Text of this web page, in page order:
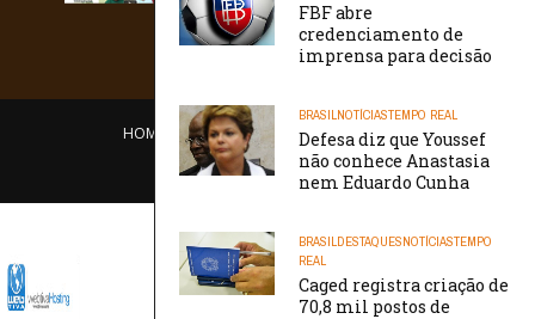
FBF abre
credenciamento de
imprensa para decisão
BRASILNOTÍCIASTEMPO REAL
Defesa diz que Youssef
não conhece Anastasia
nem Eduardo Cunha
BRASILDESTAQUESNOTÍCIASTEMPO
REAL
Caged registra criação de
70,8 mil postos de
HOME EQUIPE O PORTAL CONTATO
/// WebtivaHOSTING